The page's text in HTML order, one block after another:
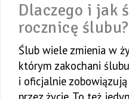
Dlaczego i jak
rocznicę ślubu?
Ślub wiele zmienia w
którym zakochani
i oficjalnie